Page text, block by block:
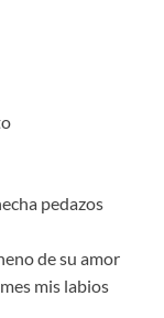
pedazos
de su amor
mis labios